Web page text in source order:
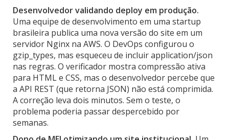
Desenvolvedor validando deploy em produção.
Uma equipe de desenvolvimento em uma startup
brasileira publica uma nova versão do site em um
servidor Nginx na AWS. O DevOps configurou o
gzip_types, mas esqueceu de incluir application/json
nas regras. O verificador mostra compressão ativa
para HTML e CSS, mas o desenvolvedor percebe que
a API REST (que retorna JSON) não está comprimida.
A correção leva dois minutos. Sem o teste, o
problema poderia passar despercebido por
semanas.